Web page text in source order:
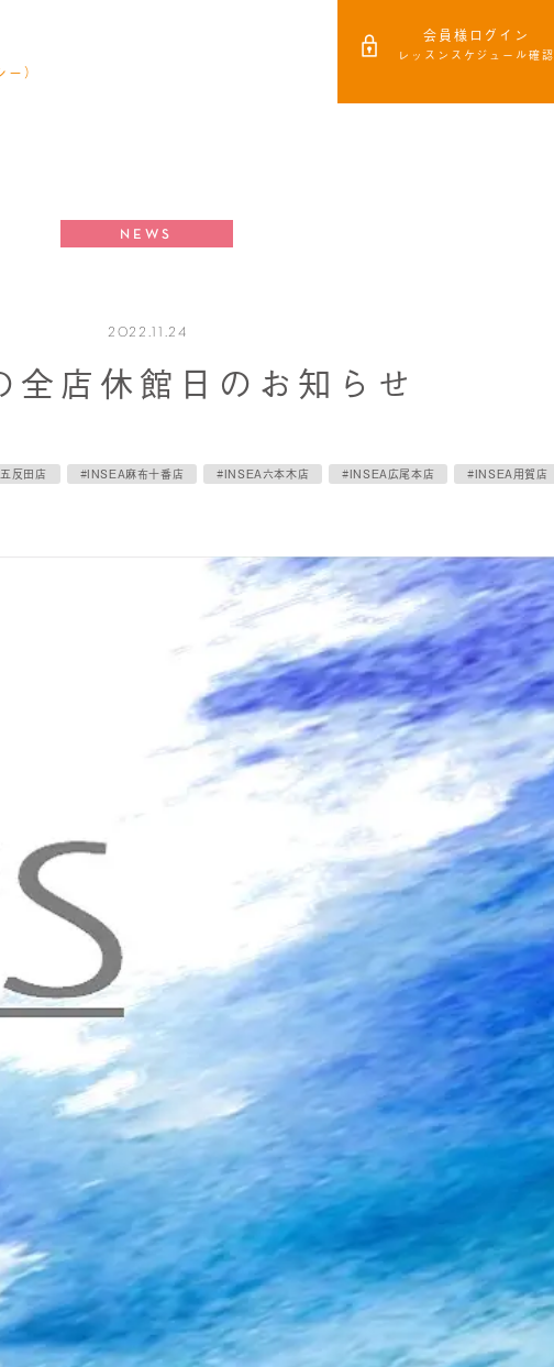
）
会員様ログイン
レッスンスケジュール確認
NEWS
2022.11.24
全店休館日のお知らせ
反田店 #INSEA麻布十番店 #INSEA六本木店 #INSEA広尾本店 #INSEA用賀店